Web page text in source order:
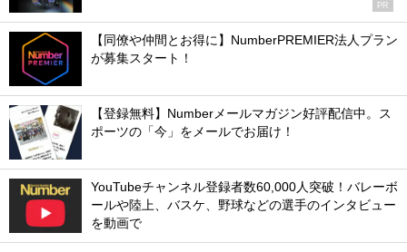
PR
【同僚や仲間とお得に】NumberPREMIER法人プラン
が募集スタート！
【登録無料】Numberメールマガジン好評配信中。ス
ポーツの「今」をメールでお届け！
YouTubeチャンネル登録者数60,000人突破！バレーボ
ールや陸上、バスケ、野球などの選手のインタビュー
を動画で